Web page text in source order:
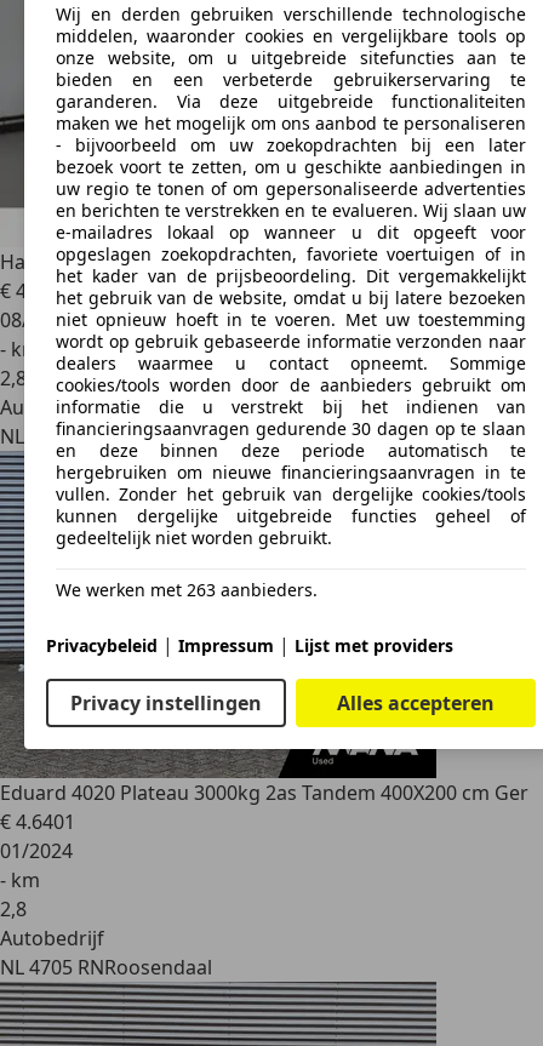
HapertAZURE 2021 Plateauwagen 305 x 180
€ 4.5381
08/2021
- km
2,8
Autobedrijf
NL 7679 VJLangeveen
Eduard 4020 Plateau 3000kg 2as Tandem 400X200 cm Ger
€ 4.6401
01/2024
- km
2,8
Autobedrijf
NL 4705 RNRoosendaal
Wij en derden gebruiken verschillende technologische
middelen, waaronder cookies en vergelijkbare tools op
onze website, om u uitgebreide sitefuncties aan te
bieden en een verbeterde gebruikerservaring te
garanderen. Via deze uitgebreide functionaliteiten
maken we het mogelijk om ons aanbod te personaliseren
- bijvoorbeeld om uw zoekopdrachten bij een later
bezoek voort te zetten, om u geschikte aanbiedingen in
uw regio te tonen of om gepersonaliseerde advertenties
en berichten te verstrekken en te evalueren. Wij slaan uw
e-mailadres lokaal op wanneer u dit opgeeft voor
opgeslagen zoekopdrachten, favoriete voertuigen of in
het kader van de prijsbeoordeling. Dit vergemakkelijkt
het gebruik van de website, omdat u bij latere bezoeken
niet opnieuw hoeft in te voeren. Met uw toestemming
wordt op gebruik gebaseerde informatie verzonden naar
dealers waarmee u contact opneemt. Sommige
cookies/tools worden door de aanbieders gebruikt om
informatie die u verstrekt bij het indienen van
financieringsaanvragen gedurende 30 dagen op te slaan
en deze binnen deze periode automatisch te
hergebruiken om nieuwe financieringsaanvragen in te
vullen. Zonder het gebruik van dergelijke cookies/tools
kunnen dergelijke uitgebreide functies geheel of
gedeeltelijk niet worden gebruikt.
We werken met 263 aanbieders.
Privacybeleid | Impressum | Lijst met providers
Privacy instellingen Alles accepteren